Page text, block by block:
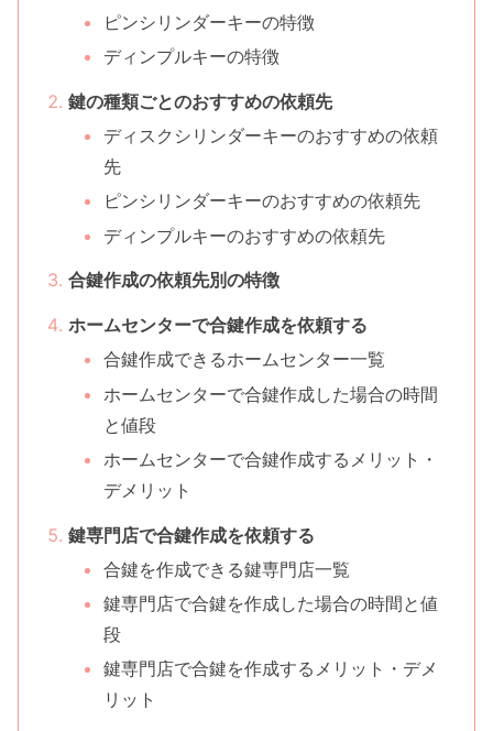
ピンシリンダーキーの特徴
ディンプルキーの特徴
鍵の種類ごとのおすすめの依頼先
ディスクシリンダーキーのおすすめの依頼
先
ピンシリンダーキーのおすすめの依頼先
ディンプルキーのおすすめの依頼先
合鍵作成の依頼先別の特徴
ホームセンターで合鍵作成を依頼する
合鍵作成できるホームセンター一覧
ホームセンターで合鍵作成した場合の時間
と値段
ホームセンターで合鍵作成するメリット・
デメリット
鍵専門店で合鍵作成を依頼する
合鍵を作成できる鍵専門店一覧
鍵専門店で合鍵を作成した場合の時間と値
段
鍵専門店で合鍵を作成するメリット・デメ
リット